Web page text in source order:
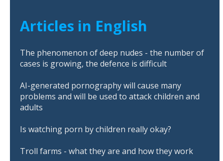
Articles in English
The phenomenon of deep nudes - the number of
cases is growing, the defence is difficult
AI-generated pornography will cause many
problems and will be used to attack children and
adults
Is watching porn by children really okay?
Troll farms - what they are and how they work